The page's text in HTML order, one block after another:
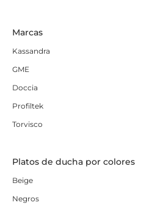
Marcas
Kassandra
GME
Doccia
Profiltek
Torvisco
Platos de ducha por colores
Beige
Negros